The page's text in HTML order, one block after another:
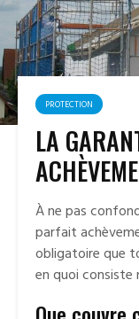
PROTECTION
LA
À ne pas
parfait
obligatoire que
en quoi